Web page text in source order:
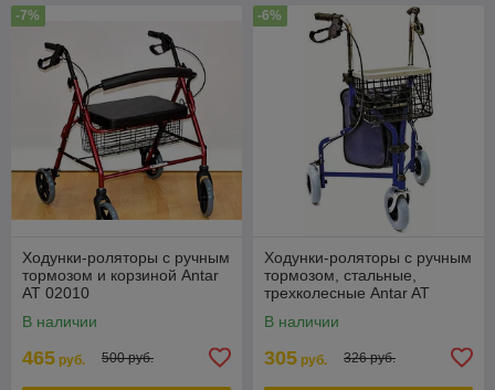
-7%
Ходунки-роляторы с ручным
тормозом и корзиной Antar
АТ 02010
В наличии
465 руб. 500 руб.
-6%
Ходунки-роляторы с ручным
тормозом, стальные,
трехколесные Antar AT
В наличии
305 руб. 326 руб.